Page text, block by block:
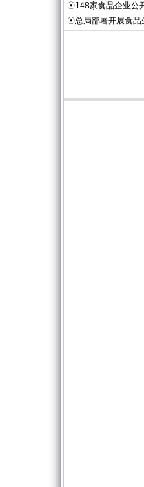
☉148家食品企业公
☉总局部署开展食